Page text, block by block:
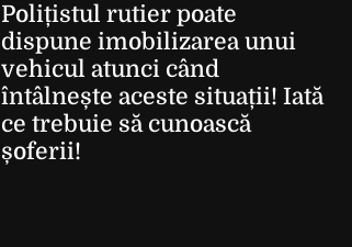
Polițistul rutier poate
dispune imobilizarea unui
vehicul atunci când
întâlnește aceste situații! Iată
ce trebuie să cunoască
șoferii!